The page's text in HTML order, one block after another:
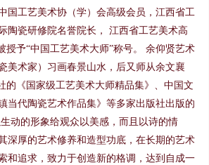
国工艺美术协（学）会高级会员，江西省工
陶瓷研修院名誉院长， 江西省工艺美术高
授予“中国工艺美术大师”称号。 余仰贤艺术
美术家）习画春景山水，后又师从余文襄
的《国家级工艺美术大师精品集》、中国文
当代陶瓷艺术作品集》等多家出版社出版的
动的形象给观众以美感，而且以诗的情
深厚的艺术修养和造型功底，在长期的艺术
和追求，致力于创造新的格调，达到自成一